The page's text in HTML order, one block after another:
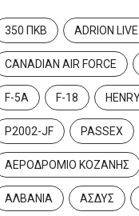
350 ΠΚΒ ADRION
CANADIAN AIR FORCE
F-5A F-18
P2002-JF PASSEX
ΑΕΡΟΔΡΟΜΙΟ ΚΟΖΑΝΗΣ
ΑΛΒΑΝΙΑ ΑΣΔΥΣ